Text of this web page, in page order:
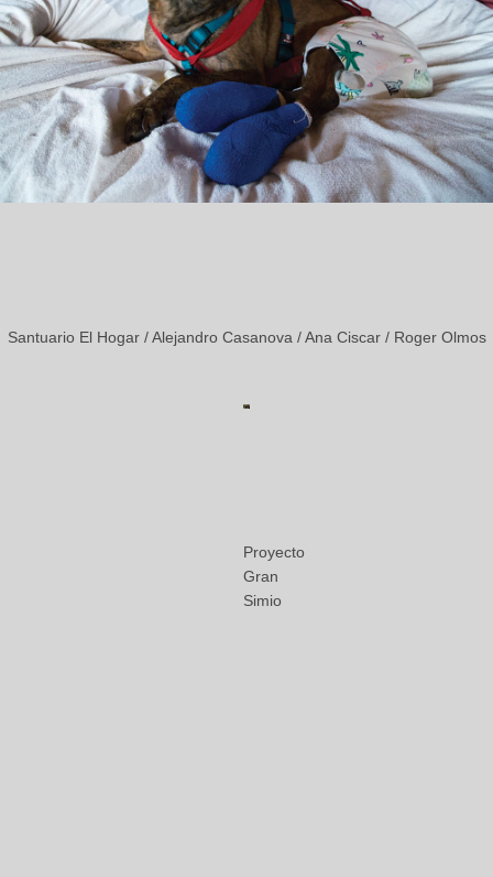
Santuario El Hogar / Alejandro Casanova / Ana Ciscar / Roger Olmos
Proyecto
Gran
Simio